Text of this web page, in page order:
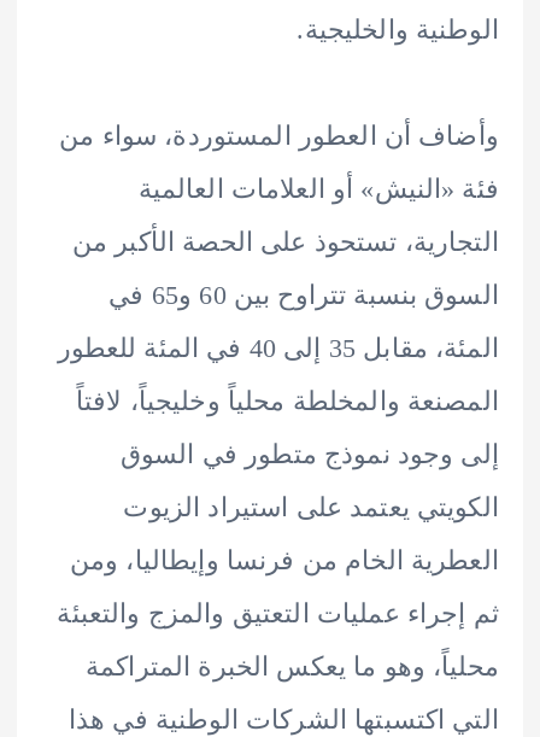
والخليجية.
أن العطور المستوردة، سواء من
أو العلامات العالمية
تستحوذ على الحصة الأكبر من
السوق بنسبة تتراوح بين 60 و65 في
المئة، مقابل 35 إلى 40 في المئة للعطور
والمخلطة محلياً وخليجياً، لافتاً
وجود نموذج متطور في السوق
يعتمد على استيراد الزيوت
الخام من فرنسا وإيطاليا، ومن
عمليات التعتيق والمزج والتعبئة
وهو ما يعكس الخبرة المتراكمة
اكتسبتها الشركات الوطنية في هذا